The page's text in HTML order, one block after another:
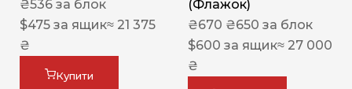
₴536 за блок
$475 за ящик≈ 21 375
₴
Купити
(Флажок)
₴670 ₴650 за блок
$600 за ящик≈ 27 000
₴